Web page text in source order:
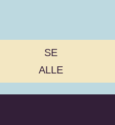
SE
ALLE